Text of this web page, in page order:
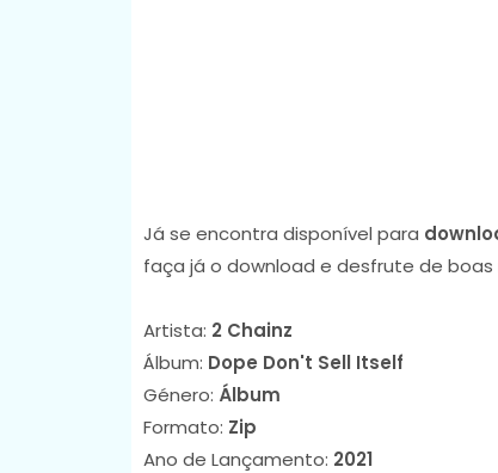
Já se encontra disponível para
faça já o download e desfrute de boas
Artista: 2 Chainz
Álbum: Dope Don't Sell Itself
Género: Álbum
Formato: Zip
Ano de Lançamento: 2021